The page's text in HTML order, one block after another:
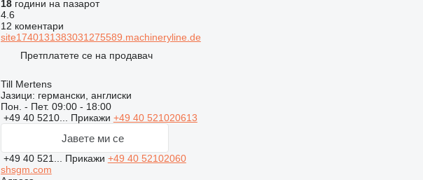
18години на пазарот
4.6
12 коментари
site1740131383031275589.machineryline.de
Претплатете се на продавач
Till Mertens
Јазици: германски, англиски
Пон. - Пет. 09:00 - 18:00
+49 40 5210... Прикажи +49 40 521020613
Јавете ми се
+49 40 521... Прикажи +49 40 52102060
shsgm.com